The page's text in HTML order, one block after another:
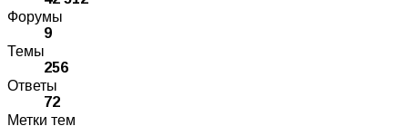
Форумы
9
Темы
256
Ответы
72
Метки тем